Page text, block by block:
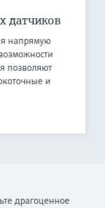
датчиков
напрямую
позволяют
и
драгоценное